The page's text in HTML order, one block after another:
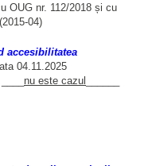
OUG nr. 112/2018 și cu
04)
accesibilitatea
04.11.2025
nu este cazul